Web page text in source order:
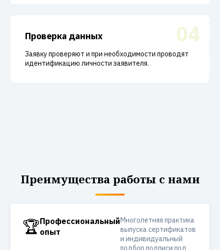
04
Проверка данных
Заявку проверяют и при необходимости проводят
идентификацию личности заявителя.
Преимущества работы с нами
🏆Профессиональный
опыт
Многолетняя практика
выпуска сертификатов
и индивидуальный
подбор подписи под